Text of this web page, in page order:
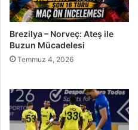
Brezilya – Norveç: Ateş ile
Buzun Mücadelesi
Temmuz 4, 2026